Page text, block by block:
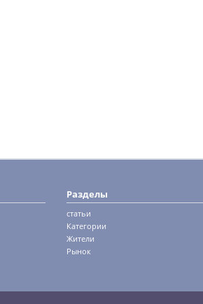
Разделы
статьи
Категории
Жители
Рынок